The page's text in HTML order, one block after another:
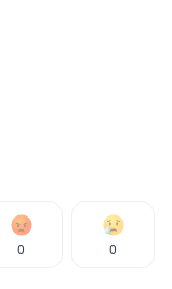
0 0